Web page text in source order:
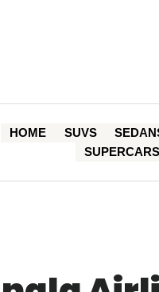
HOME SUVS
SUPERCARS